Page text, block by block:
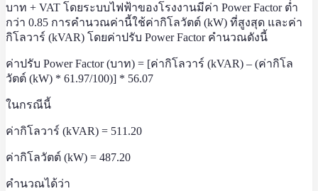
บาท + VAT โดยระบบไฟฟ้าของโรงงานมีค่า Power Factor ต่ำ
กว่า 0.85 การคำนวณค่านี้ใช้ค่ากิโลวัตต์ (kW) ที่สูงสุด และค่า
กิโลวาร์ (kVAR) โดยค่าปรับ Power Factor คำนวณดังนี้
ค่าปรับ Power Factor (บาท) = [ค่ากิโลวาร์ (kVAR) – (ค่ากิโล
วัตต์ (kW) * 61.97/100)] * 56.07
ในกรณีนี้
ค่ากิโลวาร์ (kVAR) = 511.20
ค่ากิโลวัตต์ (kW) = 487.20
คำนวณได้ว่า